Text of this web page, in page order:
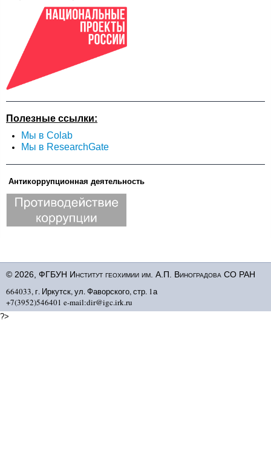
Полезные ссылки:
Мы в Colab
Мы в ResearchGate
Антикоррупционная деятельность
© 2026, ФГБУН Институт геохимии им. А.П. Виноградова СО РАН
664033, г. Иркутск, ул. Фаворского, стр. 1а
+7(3952)546401 e-mail:dir@igc.irk.ru
?>